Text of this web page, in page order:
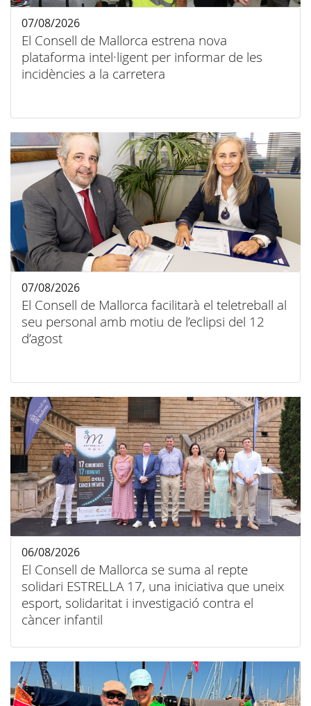
El Consell de Mallorca estrena nova
plataforma intel·ligent per informar de les
incidències a la carretera
07/08/2026
El Consell de Mallorca facilitarà el teletreball al
seu personal amb motiu de l’eclipsi del 12
d’agost
07/08/2026
El Consell de Mallorca se suma al repte
solidari ESTRELLA 17, una iniciativa que uneix
esport, solidaritat i investigació contra el
càncer infantil
06/08/2026